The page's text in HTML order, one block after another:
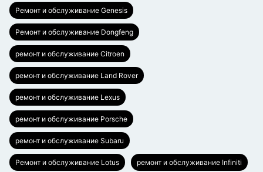
Ремонт и обслуживание Genesis
Ремонт и обслуживание Dongfeng
ремонт и обслуживание Citroen
ремонт и обслуживание Land Rover
ремонт и обслуживание Lexus
ремонт и обслуживание Porsche
ремонт и обслуживание Subaru
Ремонт и обслуживание Lotus ремонт и обслуживание Infiniti